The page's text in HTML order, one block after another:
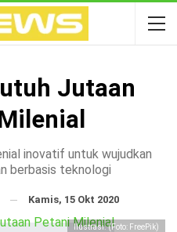
Jutaan
inovatif untuk wujudkan
berbasis teknologi
Kamis, 15 Okt 2020
Ilustrasi. (Foto: FreePik)